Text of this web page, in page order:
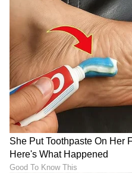
ಬೇಕಾ? ಅನಾನಸ್ ಹಣ್ಣನ್ನು ಈ
ಸಮಯದಲ್ಲಿ ತಿನ್ನಿ!
LATEST VIDEOS
"ರಾಜಕೀಯ ಬೇಡ,
ಕನಕೋತ್ಸವದಲ್ಲಿ ರಿಷಬ್
Shetty speech | Suvarna
ಶೇ.50 ರಿಂದ ಶೇ.18 ಕ್ಕೆ
ಟ್ರಂಪ್ ಐತಿಹಾಸಿಕ ಒಪ್ಪಂದ |